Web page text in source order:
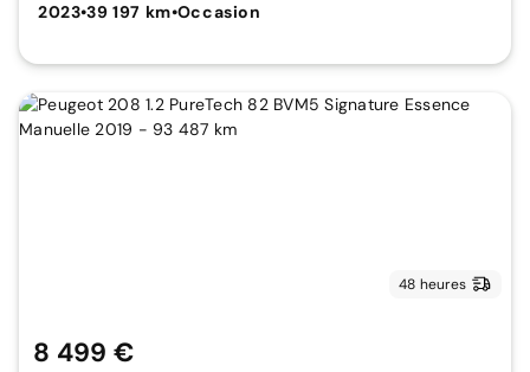
2023•39 197 km•Occasion
48 heures
8 499 €